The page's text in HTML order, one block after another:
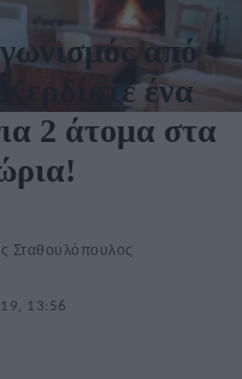
από
ένα
2 άτομα στα
Σταθουλόπουλος
13:56